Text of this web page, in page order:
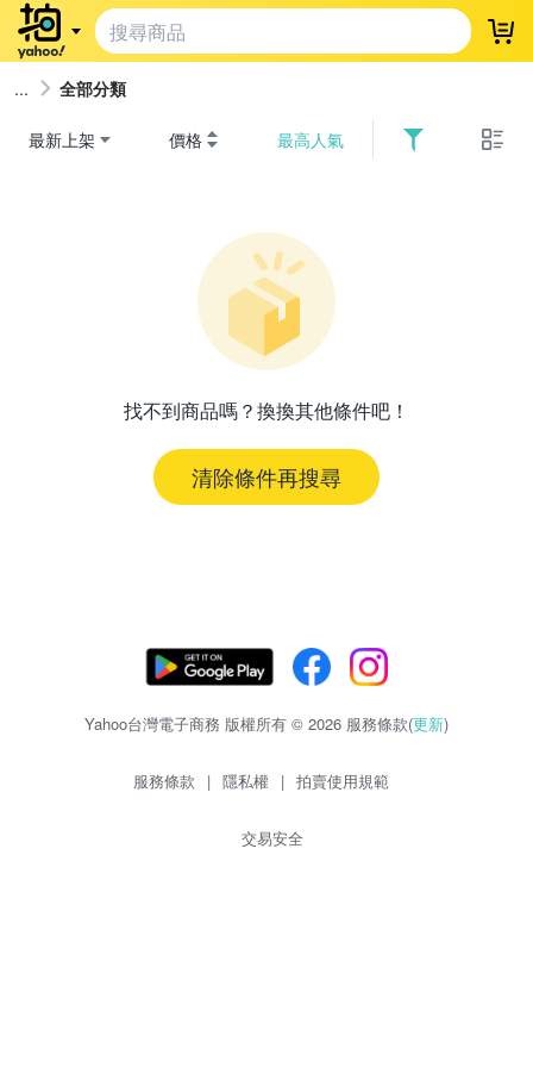
登
全部分類
最新上架 價格 最高人氣
找不到商品嗎？換換其他條件吧！
清除條件再搜尋
Yahoo台灣電子商務 版權所有 © 2026 服務條款(更新)
服務條款 | 隱私權 | 拍賣使用規範
交易安全